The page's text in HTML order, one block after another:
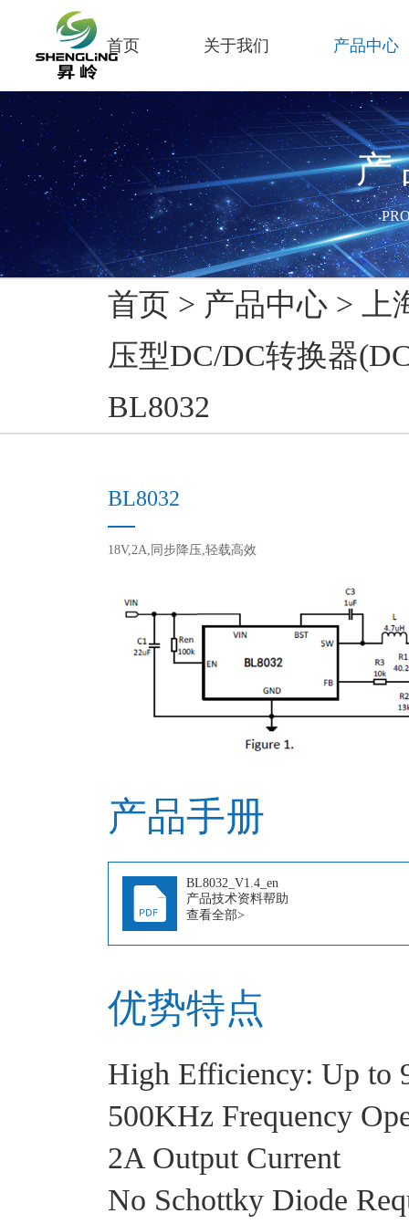
首页 关于我们 产品中心
首页 > 产品中心>
压型DC/DC转换器
BL8032
BL8032
18V,2A,同步降压,轻载高效
产品手册
BL8032_V1.4_en
产品技术资料帮助
查看全部>
优势特点
High Efficiency: Up to
500KHz Frequency
2A Output Current
No Schottky Diode